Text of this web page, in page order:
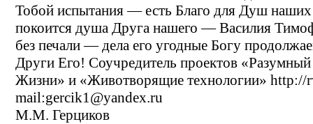
Тобой испытания — есть Благо для Душ
покоится душа Друга нашего — Василия
без печали — дела его угодные Богу
Други Его! Соучредитель проектов
Жизни» и «Животворящие технологии» http://
mail:gercik1@yandex.ru
М.М. Герциков